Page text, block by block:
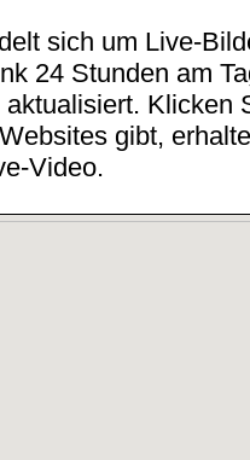
sich um Live-
24 Stunden am
aktualisiert. Klicken
gibt,
Video.